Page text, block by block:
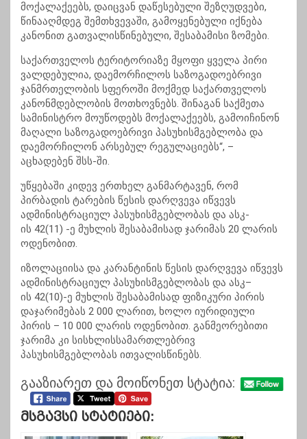
მოქალაქეებს, დაიცვან დაწესებული შეზღუდვები,
წინააღმდეგ შემთხვევაში, გამოყენებული იქნება
კანონით გათვალისწინებული, შესაბამისი ზომები.
საქართველოს ტერიტორიაზე მყოფი ყველა პირი
ვალდებულია, დაემორჩილოს საზოგადოებრივი
ჯანმრთელობის სფეროში მოქმედ საქართველოს
კანონმდებლობის მოთხოვნებს. შინაგან საქმეთა
სამინისტრო მოუწოდებს მოქალაქეებს, გამოიჩინონ
მაღალი საზოგადოებრივი პასუხისმგებლობა და
დაემორჩილონ არსებულ რეგულაციებს“, –
აცხადებენ შსს-ში.
უწყებაში კიდევ ერთხელ განმარტავენ, რომ
პირბადის ტარების წესის დარღვევა იწვევს
ადმინისტრაციულ პასუხისმგებლობას და ასკ-
ის 42(11) -ე მუხლის შესაბამისად ჯარიმას 20 ლარის
ოდენობით.
იზოლაციისა და კარანტინის წესის დარღვევა იწვევს
ადმინისტრაციულ პასუხისმგებლობას და ასკ–
ის 42(10)-ე მუხლის შესაბამისად ფიზიკური პირის
დაჯარიმებას 2 000 ლარით, ხოლო იურიდიული
პირის – 10 000 ლარის ოდენობით. განმეორებითი
ჯარიმა კი სისხლისსამართლებრივ
პასუხისმგებლობას ითვალისწინებს.
გააზიარეთ და მოიწონეთ სტატია:
Მსგავსი Სტატიები: